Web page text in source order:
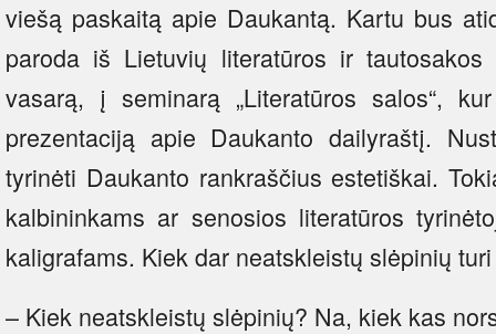
viešą paskaitą apie Daukantą. Kartu bus
paroda iš Lietuvių literatūros ir tautosakos
vasarą, į seminarą „Literatūros salos“,
prezentaciją apie Daukanto dailyraštį.
tyrinėti Daukanto rankraščius estetiškai.
kalbininkams ar senosios literatūros
kaligrafams. Kiek dar neatskleistų slėpinių
– Kiek neatskleistų slėpinių? Na, kiek kas